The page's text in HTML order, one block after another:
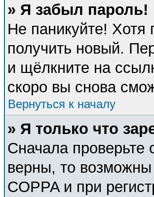
» Я забыл пароль!
Не паникуйте! Хотя
получить новый.
и щёлкните на
скоро вы снова
Вернуться к началу
» Я только что
Сначала проверьте
верны, то
COPPA и при